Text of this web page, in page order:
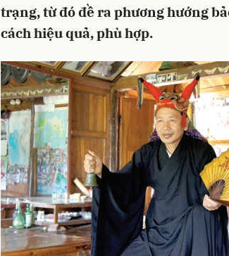
trạng, từ đó đề ra phương hướng
cách hiệu quả, phù hợp.